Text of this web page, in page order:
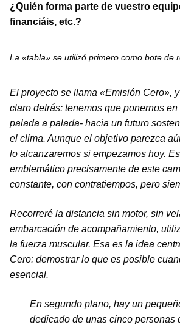
¿Quién forma parte de vuestro
financiáis, etc.?
La «tabla» se utilizó primero como bote de
El proyecto se llama «Emisión Cero»,
claro detrás: tenemos que ponernos
palada a palada- hacia un futuro
el clima. Aunque el objetivo parezca
lo alcanzaremos si empezamos hoy.
emblemático precisamente de este
constante, con contratiempos, pero
Recorreré la distancia sin motor, sin
embarcación de acompañamiento,
la fuerza muscular. Esa es la idea
Cero: demostrar lo que es posible
esencial.
En segundo plano, hay un
dedicado de unas cinco personas